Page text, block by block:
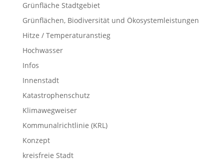
Grünfläche Stadtgebiet
Grünflächen, Biodiversität und Ökosystemleistungen
Hitze / Temperaturanstieg
Hochwasser
Infos
Innenstadt
Katastrophenschutz
Klimawegweiser
Kommunalrichtlinie (KRL)
Konzept
kreisfreie Stadt